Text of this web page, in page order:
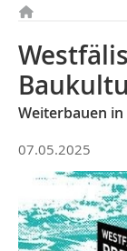
Weiterbauen
07.05.2025